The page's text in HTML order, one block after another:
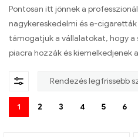
Pontosan itt jönnek a
nagykereskedelmi és e-
támogatjuk a vállalatokat, hogy
piacra hozzák és kiemelkedjenek
1 2 3 4 5 6